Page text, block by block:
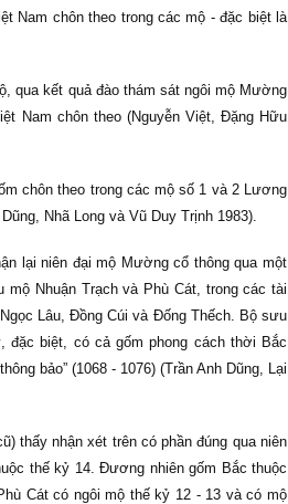
Nam chôn theo trong các mộ - đặc biệt là
qua kết quả đào thám sát ngôi mộ Mường
Nam chôn theo (Nguyễn Việt, Đặng Hữu
chôn theo trong các mộ số 1 và 2 Lương
Nhã Long và Vũ Duy Trịnh 1983).
lại niên đại mộ Mường cổ thông qua một
Nhuận Trạch và Phù Cát, trong các tài
Lâu, Đồng Cúi và Đống Thếch. Bộ sưu
đặc biệt, có cả gốm phong cách thời Bắc
bảo” (1068 - 1076) (Trần Anh Dũng, Lại
thấy nhận xét trên có phần đúng qua niên
thế kỷ 14. Đương nhiên gốm Bắc thuộc
Cát có ngôi mộ thế kỷ 12 - 13 và có mộ